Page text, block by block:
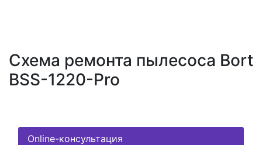
Схема ремонта пылесоса Bort
BSS-1220-Pro
Online-консультация